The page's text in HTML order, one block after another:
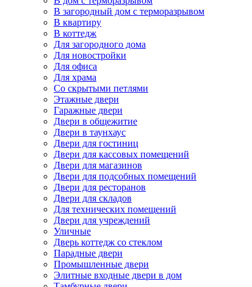
В загородный дом с терморазрывом
В квартиру
В коттедж
Для загородного дома
Для новостройки
Для офиса
Для храма
Со скрытыми петлями
Этажные двери
Гаражные двери
Двери в общежитие
Двери в таунхаус
Двери для гостиниц
Двери для кассовых помещений
Двери для магазинов
Двери для подсобных помещений
Двери для ресторанов
Двери для складов
Для технических помещений
Двери для учреждений
Уличные
Дверь коттедж со стеклом
Парадные двери
Промышленные двери
Элитные входные двери в дом